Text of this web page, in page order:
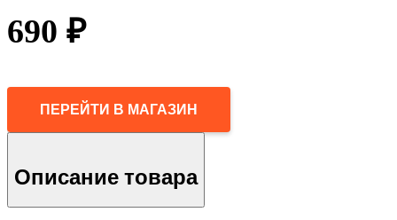
690 ₽
ПЕРЕЙТИ В МАГАЗИН
Описание товара